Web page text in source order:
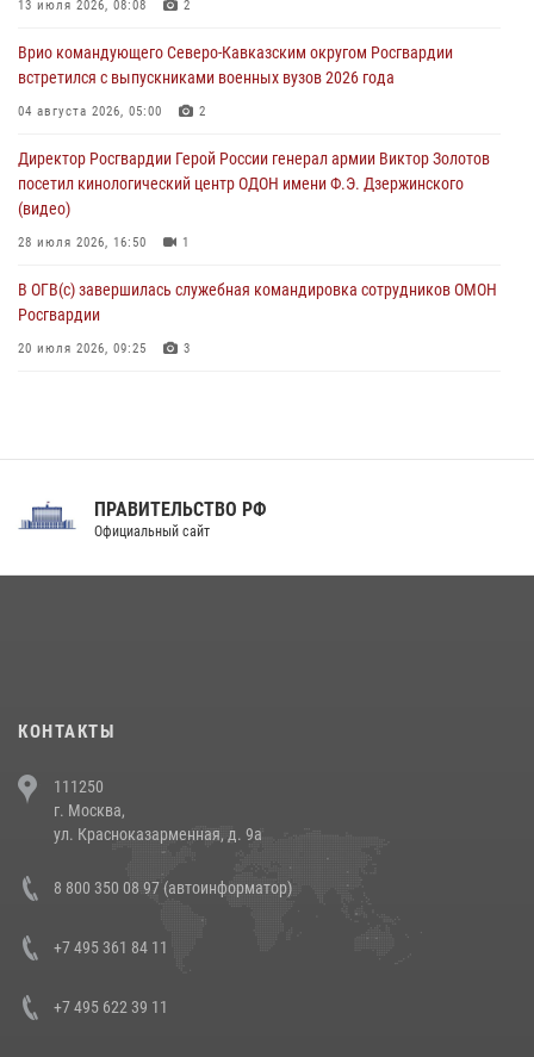
добычу биоресурсов
06 августа 2026, 05:12
06 августа 2026, 05:00
13 июля 2026, 08:08 2
Врио командующего Северо-Кавказским округом Росгвардии
встретился с выпускниками военных вузов 2026 года
04 августа 2026, 05:00 2
Директор Росгвардии Герой России генерал армии Виктор Золотов
посетил кинологический центр ОДОН имени Ф.Э. Дзержинского
(видео)
28 июля 2026, 16:50 1
В ОГВ(с) завершилась служебная командировка сотрудников ОМОН
Росгвардии
20 июля 2026, 09:25 3
Праздник «Один день с Росгвардией» к 105-летию Центрального
напавших на бригаду скорой помощи (видео)
14 июля 2026, 12:20
В Росгвардии прошла военно-научная конференция по обобщению
боевого опыта
ПРАВИТЕЛЬСТВО РФ
Официальный сайт
КОНТАКТЫ
111250
г. Москва,
ул. Красноказарменная, д. 9а
8 800 350 08 97 (автоинформатор)
+7 495 361 84 11
+7 495 622 39 11